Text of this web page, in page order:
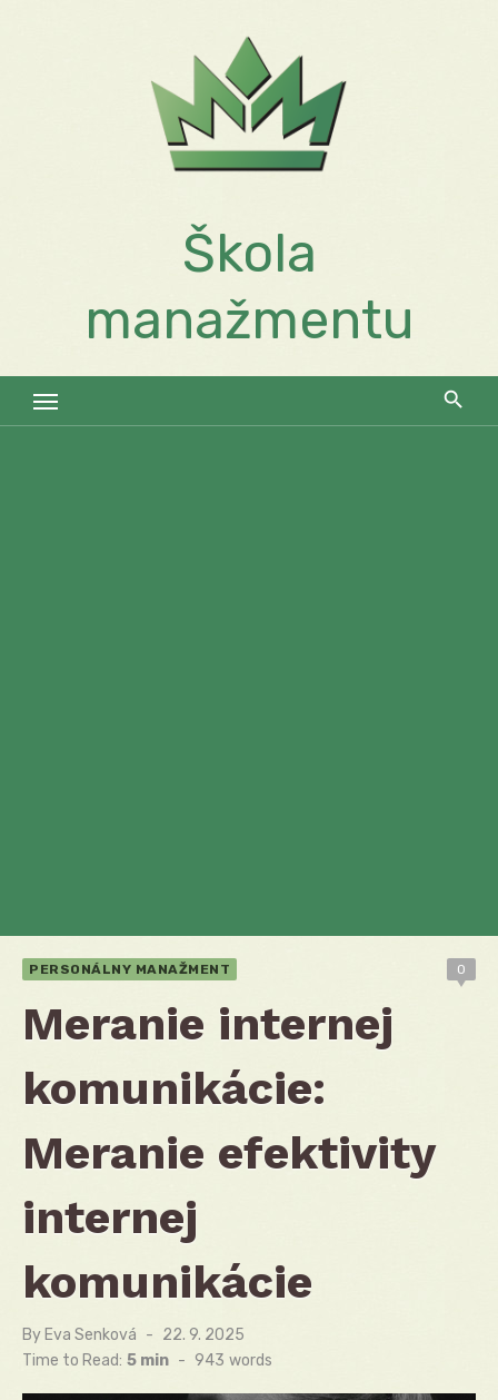
Škola
manažmentu
PERSONÁLNY MANAŽMENT 0
Meranie internej
komunikácie:
Meranie efektivity
internej
komunikácie
By Eva Senková
Posted
on
22. 9. 2025
Time to Read: 5 min - 943 words